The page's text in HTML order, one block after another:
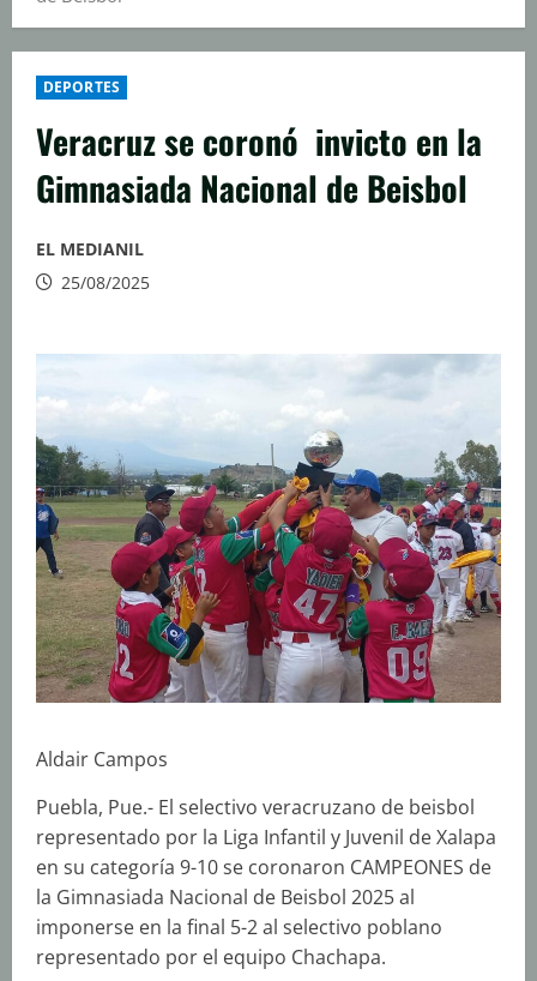
DEPORTES
Veracruz se coronó invicto en la
Gimnasiada Nacional de Beisbol
EL MEDIANIL
25/08/2025
Aldair Campos
Puebla, Pue.- El selectivo veracruzano de beisbol
representado por la Liga Infantil y Juvenil de Xalapa
en su categoría 9-10 se coronaron CAMPEONES de
la Gimnasiada Nacional de Beisbol 2025 al
imponerse en la final 5-2 al selectivo poblano
representado por el equipo Chachapa.